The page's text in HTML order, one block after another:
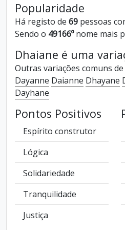
Popularidade
Há registo de 69 pessoas
Sendo o 49166ºnome mais
Dhaiane é uma
Outras variações comuns
Dayanne Daianne Dhayane
Dayhane
Pontos Positivos
Espírito construtor
Lógica
Solidariedade
Tranquilidade
Justiça